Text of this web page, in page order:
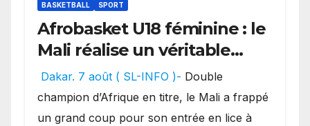
BASKETBALL SPORT
Afrobasket U18 féminine : le
Mali réalise un véritable
festival offensif et inflige
une lourde défaite au
Bénin.
Dakar. 7 août ( SL-INFO )- Double
champion d’Afrique en titre, le Mali a frappé
un grand coup pour son entrée en lice à